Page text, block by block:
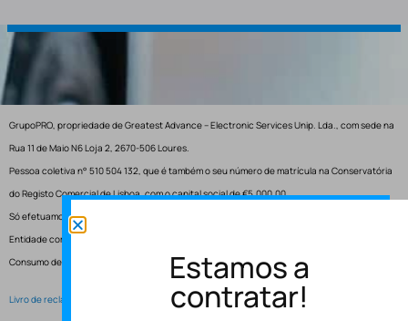
GrupoPRO, propriedade de Greatest Advance – Electronic Services Unip. Lda., com sede na
Rua 11 de Maio N6 Loja 2, 2670-506 Loures.
Pessoa coletiva n° 510 504 132, que é também o seu número de matrícula na Conservatória
do Registo Comercial de Lisboa, com o capital social de €5.000,00.
Só efetuamos entregas em Portugal.
Entidade competente para resolução de conflitos – Centro de Arbitragem de Conflitos de
Consumo de Lisboa.
Livro de reclamações electrónico
Estamos a
contratar!